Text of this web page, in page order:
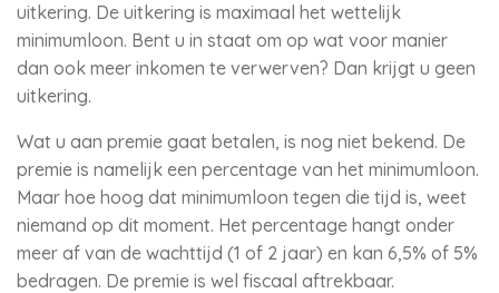
uitkering. De uitkering is maximaal het wettelijk
minimumloon. Bent u in staat om op wat voor manier
dan ook meer inkomen te verwerven? Dan krijgt u geen
uitkering.
Wat u aan premie gaat betalen, is nog niet bekend. De
premie is namelijk een percentage van het minimumloon.
Maar hoe hoog dat minimumloon tegen die tijd is, weet
niemand op dit moment. Het percentage hangt onder
meer af van de wachttijd (1 of 2 jaar) en kan 6,5% of 5%
bedragen. De premie is wel fiscaal aftrekbaar.